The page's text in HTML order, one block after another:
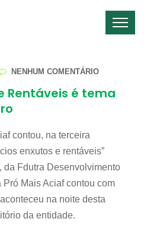
NENHUM COMENTÁRIO
Rentáveis é tema
contou, na terceira
enxutos e rentáveis”
da Fdutra Desenvolvimento
Mais Aciaf contou com
na noite desta
da entidade.